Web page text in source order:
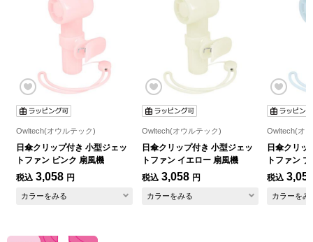
Owltech(オウルテック)
日傘クリップ付き 小型ジェッ
トファン ピンク 扇風機
税込 3,058 円
カラーをみる
Owltech(オウルテック)
日傘クリップ付き 小型ジェッ
トファン イエロー 扇風機
税込 3,058 円
カラーをみる
Owltech(オ
日傘クリッ
トファン
税込
カラーをみ